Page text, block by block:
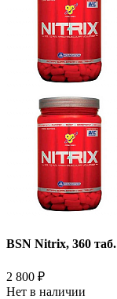
BSN Nitrix, 360 таб.
2 800 ₽
Нет в наличии